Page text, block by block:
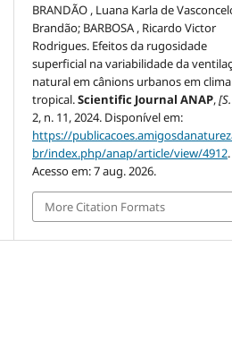
BRANDÃO , Luana Karla de
Brandão; BARBOSA , Ricardo Victor
Rodrigues. Efeitos da rugosidade
superficial na variabilidade da
natural em cânions urbanos em clima
tropical.Scientific Journal ANAP,
2, n. 11, 2024. Disponível em:
https://
br/index.php/anap/article/view/4912.
Acesso em: 7 aug. 2026.
More Citation Formats